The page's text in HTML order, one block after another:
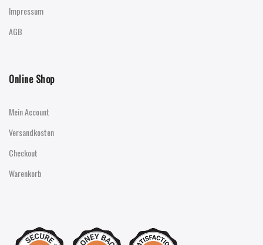
Impressum
AGB
Online Shop
Mein Account
Versandkosten
Checkout
Warenkorb